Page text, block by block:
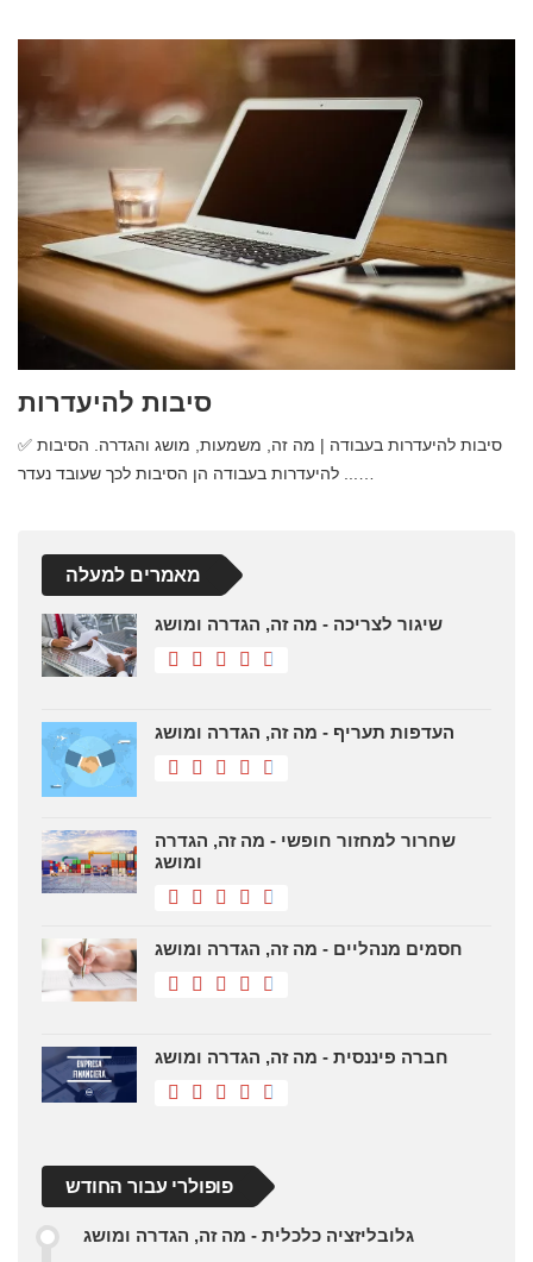
סיבות להיעדרות
✅ סיבות להיעדרות בעבודה | מה זה, משמעות, מושג והגדרה. הסיבות
מאמרים למעלה
שיגור לצריכה - מה זה, הגדרה ומושג
העדפות תעריף - מה זה, הגדרה ומושג
שחרור למחזור חופשי - מה זה, הגדרה
ומושג
חסמים מנהליים - מה זה, הגדרה ומושג
חברה פיננסית - מה זה, הגדרה ומושג
פופולרי עבור החודש
גלובליזציה כלכלית - מה זה, הגדרה ומושג